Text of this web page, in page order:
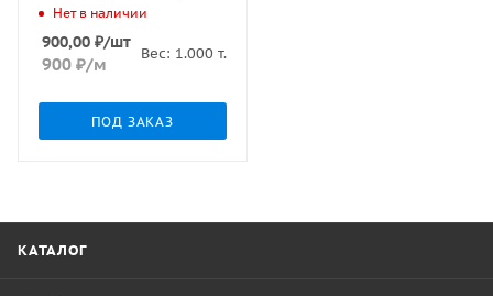
Нет в наличии
900,00 ₽/шт
900 ₽/м
Вес: 1.000 т.
ПОД ЗАКАЗ
КАТАЛОГ